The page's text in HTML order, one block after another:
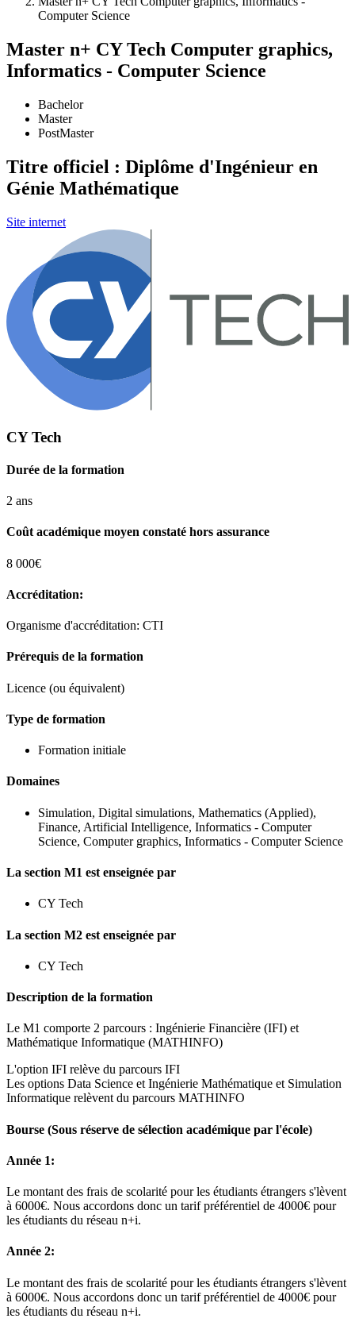
Computer Science
Master n+ CY Tech Computer graphics,
Informatics - Computer Science
Bachelor
Master
PostMaster
Titre officiel : Diplôme d'Ingénieur en
Génie Mathématique
Site internet
CY Tech
Durée de la formation
2 ans
Coût académique moyen constaté hors assurance
8 000€
Accréditation:
Organisme d'accréditation: CTI
Prérequis de la formation
Licence (ou équivalent)
Type de formation
Formation initiale
Domaines
Simulation, Digital simulations, Mathematics (Applied),
Finance, Artificial Intelligence, Informatics - Computer
Science, Computer graphics, Informatics - Computer Science
La section M1 est enseignée par
CY Tech
La section M2 est enseignée par
CY Tech
Description de la formation
Le M1 comporte 2 parcours : Ingénierie Financière (IFI) et
Mathématique Informatique (MATHINFO)
L'option IFI relève du parcours IFI
Les options Data Science et Ingénierie Mathématique et Simulation
Informatique relèvent du parcours MATHINFO
Bourse (Sous réserve de sélection académique par l'école)
Année 1:
Le montant des frais de scolarité pour les étudiants étrangers s'lèvent
à 6000€. Nous accordons donc un tarif préférentiel de 4000€ pour
les étudiants du réseau n+i.
Année 2:
Le montant des frais de scolarité pour les étudiants étrangers s'lèvent
à 6000€. Nous accordons donc un tarif préférentiel de 4000€ pour
les étudiants du réseau n+i.